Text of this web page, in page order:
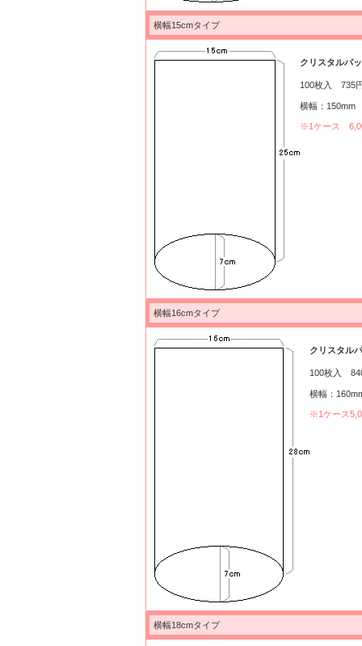
横幅15cmタイプ
クリスタルパ
100枚入 735
横幅：150mm
※1ケース
横幅16cmタイプ
クリスタル
100枚入
横幅：
※1ケース
横幅18cmタイプ